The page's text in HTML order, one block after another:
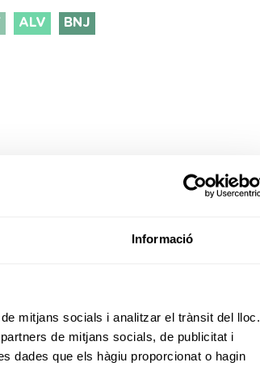
Informació
mitjans socials i analitzar el trànsit del lloc.
de mitjans socials, de publicitat i
dades que els hàgiu proporcionat o hagin
ALV BNJ